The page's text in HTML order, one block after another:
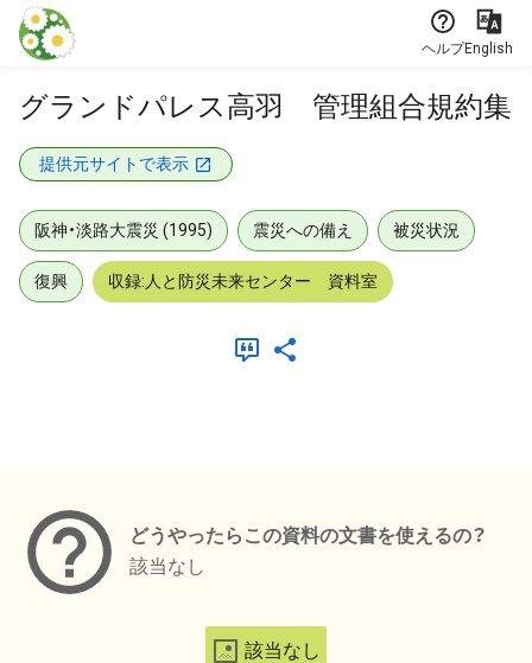
本文に飛ぶ
ヘルプEnglish
グランドパレス高羽 管理組合規約集
提供元サイトで表示
阪神・淡路大震災 (1995) 震災への備え 被災状況
復興 収録:人と防災未来センター 資料室
どうやったらこの資料の文書を使えるの？
該当なし
該当なし